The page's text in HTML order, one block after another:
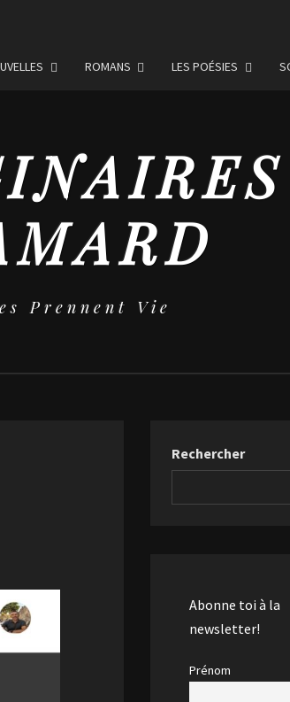
ROMANS LES POÉSIES
Prennent Vie
Rechercher
Abonne toi à la
newsletter!
Prénom